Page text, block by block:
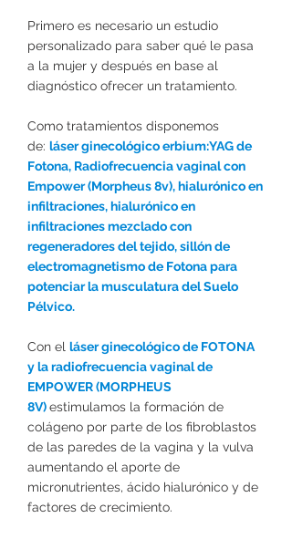
Primero es necesario un estudio
personalizado para saber qué le pasa
a la mujer y después en base al
diagnóstico ofrecer un tratamiento.
Como tratamientos disponemos
de: láser ginecológico erbium:YAG de
Fotona, Radiofrecuencia vaginal con
Empower (Morpheus 8v), hialurónico en
infiltraciones, hialurónico en
infiltraciones mezclado con
regeneradores del tejido, sillón de
electromagnetismo de Fotona para
potenciar la musculatura del Suelo
Pélvico.
Con el láser ginecológico de FOTONA
y la radiofrecuencia vaginal de
EMPOWER (MORPHEUS
8V)estimulamos la formación de
colágeno por parte de los fibroblastos
de las paredes de la vagina y la vulva
aumentando el aporte de
micronutrientes, ácido hialurónico y de
factores de crecimiento.